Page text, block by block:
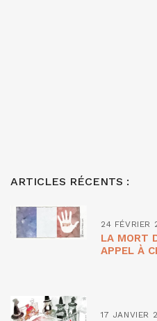
ARTICLES RÉCENTS :
24 FÉVRIER
LA MORT
APPEL À
17 JANVIER